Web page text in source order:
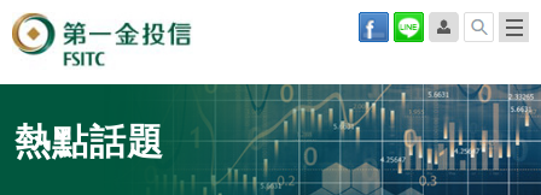
熱點話題